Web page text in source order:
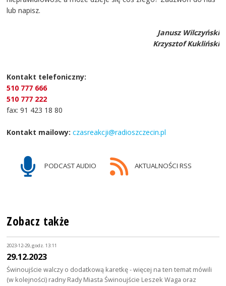
lub napisz.
Janusz Wilczyński
Krzysztof Kukliński
Kontakt telefoniczny:
510 777 666
510 777 222
fax: 91 423 18 80
Kontakt mailowy: czasreakcji@radioszczecin.pl
PODCAST AUDIO AKTUALNOŚCI RSS
Zobacz także
2023-12-29, godz. 13:11
29.12.2023
Świnoujście walczy o dodatkową karetkę - więcej na ten temat mówili
(w kolejności) radny Rady Miasta Świnoujście Leszek Waga oraz